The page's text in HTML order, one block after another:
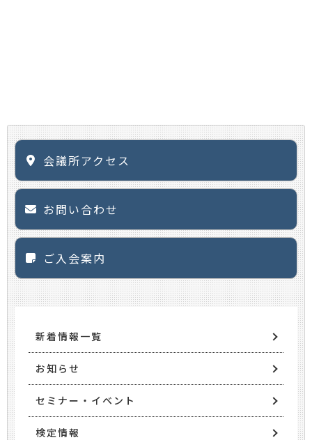
会議所アクセス
お問い合わせ
ご入会案内
新着情報一覧
お知らせ
セミナー・イベント
検定情報